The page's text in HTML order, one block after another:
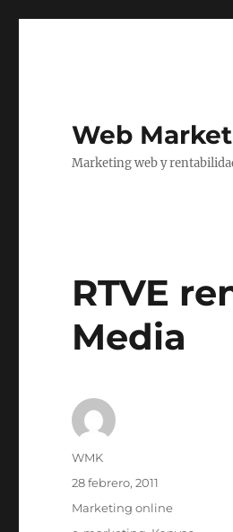
Web
Marketing web y
RTVE
Media
Autor
WMK
Publicado
28 febrero, 2011
Categorías
Marketing online